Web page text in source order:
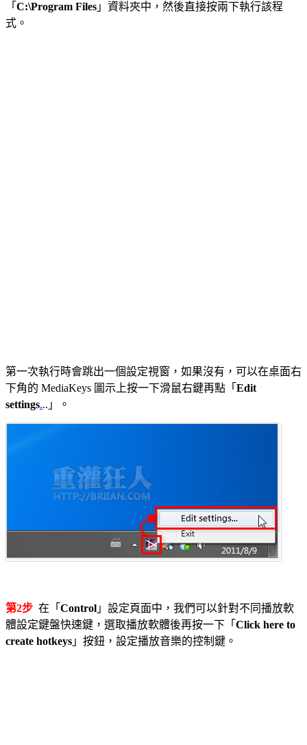
「 C:\Program Files 」資料夾中，然後直接按兩下執行該程
式。
第一次執行時會跳出一個設定視窗，如果沒有，可以在桌面右
下角的 MediaKeys 圖示上按一下滑鼠右鍵再點「 Edit
settings...」。
第2步 在「 Control 」設定頁面中，我們可以針對不同播放軟
體設定鍵盤快速鍵，選取播放軟體後再按一下「 Click here to
create hotkeys 」按鈕，設定播放音樂的控制鍵。